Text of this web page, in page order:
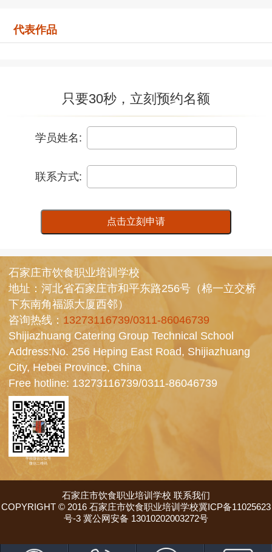
代表作品
只要30秒，立刻预约名额
学员姓名:
联系方式:
点击立刻申请
石家庄市饮食职业培训学校
地址：河北省石家庄市和平东路256号（棉一立交桥
下东南角福源大厦西邻）
咨询热线： 13273116739/0311-86046739
Shijiazhuang Catering Group Technical School
Address:No. 256 Heping East Road, Shijiazhuang
City, Hebei Province, China
Free hotline: 13273116739/0311-86046739
学校微信公众号
微信二维码
石家庄市饮食职业培训学校 联系我们
COPYRIGHT © 2016 石家庄市饮食职业培训学校冀ICP备11025623
号-3 冀公网安备 13010202003272号